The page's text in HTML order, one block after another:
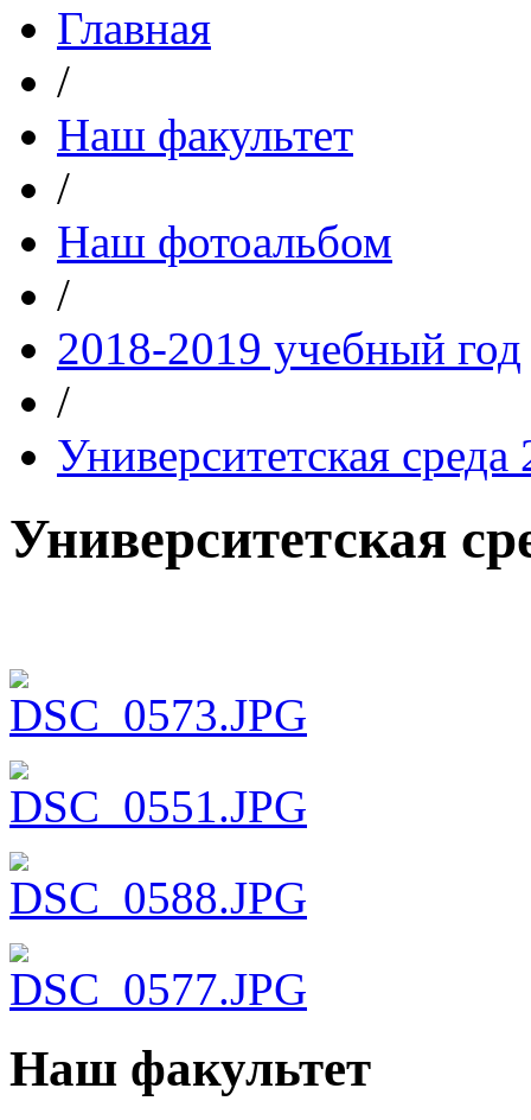
Главная
/
Наш факультет
/
Наш фотоальбом
/
2018-2019 учебный год
/
Университетская
Университетская
Наш факультет